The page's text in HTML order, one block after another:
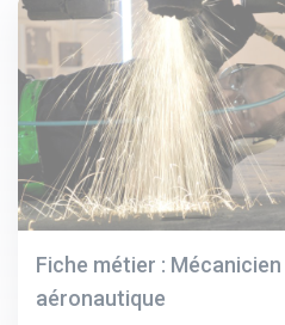
Fiche métier : Mécanicien
aéronautique